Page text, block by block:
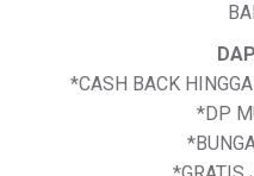
*CASH BACK
*DP